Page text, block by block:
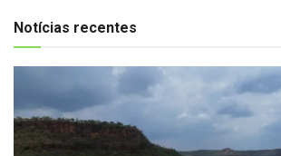
Notícias recentes